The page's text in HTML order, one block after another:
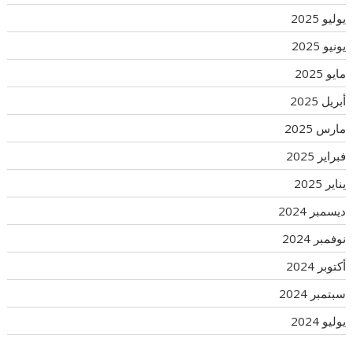
يوليو 2025
يونيو 2025
مايو 2025
أبريل 2025
مارس 2025
فبراير 2025
يناير 2025
ديسمبر 2024
نوفمبر 2024
أكتوبر 2024
سبتمبر 2024
يوليو 2024